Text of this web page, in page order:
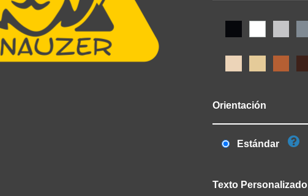
Orientación
Estándar
Texto Personalizado